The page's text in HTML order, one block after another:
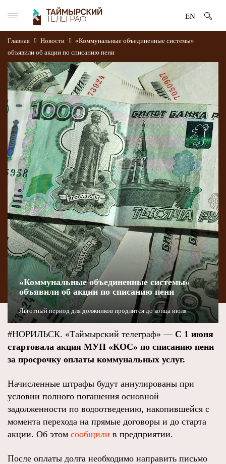
EN
Главная Новости
«Коммунальные объединенные системы»
объявили об акции по списанию пени
«Коммунальные объединенные системы»
объявили об акции по списанию пени
Льготный период для должников продлится до конца июля
#НОРИЛЬСК. «Таймырский телеграф» — С 1 июня
стартовала акция МУП «КОС» по списанию пени
за просрочку оплаты коммунальных услуг.
Начисленные штрафы будут аннулированы при
условии полного погашения основной
задолженности по водоотведению, накопившейся с
момента перехода на прямые договоры и до старта
акции. Об этом сообщили в предприятии.
После оплаты долга необходимо направить письмо